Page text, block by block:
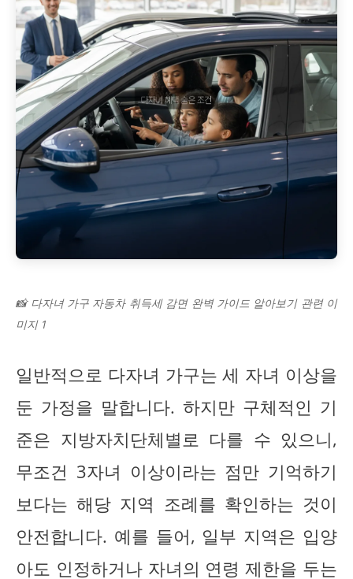
📸 다자녀 가구 자동차 취득세 감면 완벽 가이드 알아보기 관련 이
미지 1
일반적으로 다자녀 가구는 세 자녀 이상을
둔 가정을 말합니다. 하지만 구체적인 기
준은 지방자치단체별로 다를 수 있으니,
무조건 3자녀 이상이라는 점만 기억하기
보다는 해당 지역 조례를 확인하는 것이
안전합니다. 예를 들어, 일부 지역은 입양
아도 인정하거나 자녀의 연령 제한을 두는